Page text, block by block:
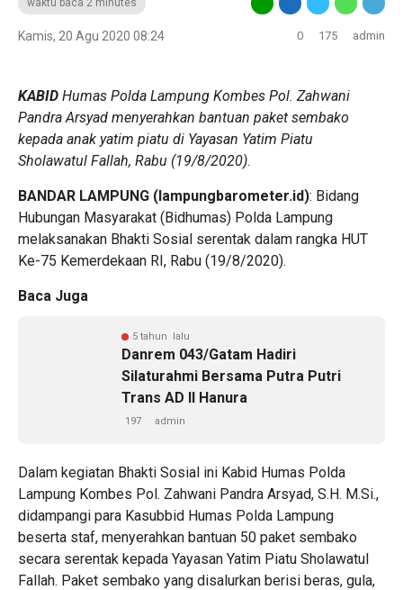
waktu baca 2 minutes
Kamis, 20 Agu 2020 08:24 0 175 admin
KABID Humas Polda Lampung Kombes Pol. Zahwani
Pandra Arsyad menyerahkan bantuan paket sembako
kepada anak yatim piatu di Yayasan Yatim Piatu
Sholawatul Fallah, Rabu (19/8/2020).
BANDAR LAMPUNG (lampungbarometer.id): Bidang
Hubungan Masyarakat (Bidhumas) Polda Lampung
melaksanakan Bhakti Sosial serentak dalam rangka HUT
Ke-75 Kemerdekaan RI, Rabu (19/8/2020).
Baca Juga
5 tahun lalu
Danrem 043/Gatam Hadiri
Silaturahmi Bersama Putra Putri
Trans AD ll Hanura
197 admin
Dalam kegiatan Bhakti Sosial ini Kabid Humas Polda
Lampung Kombes Pol. Zahwani Pandra Arsyad, S.H. M.Si.,
didampangi para Kasubbid Humas Polda Lampung
beserta staf, menyerahkan bantuan 50 paket sembako
secara serentak kepada Yayasan Yatim Piatu Sholawatul
Fallah. Paket sembako yang disalurkan berisi beras, gula,